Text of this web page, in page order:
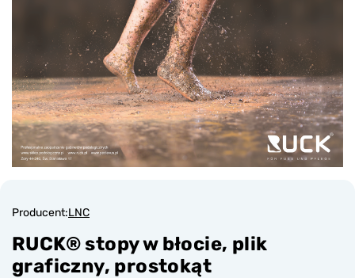
Producent:LNC
RUCK® stopy w błocie, plik
graficzny, prostokąt